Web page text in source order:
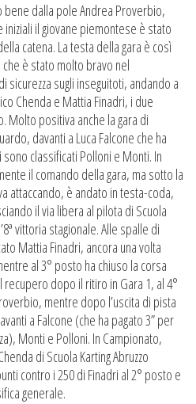
bene dalla pole Andrea Proverbio,
il giovane piemontese è stato
catena. La testa della gara è così
è stato molto bravo nel
sicurezza sugli inseguitoti, andando a
Chenda e Mattia Finadri, i due
Molto positiva anche la gara di
davanti a Luca Falcone che ha
classificati Polloni e Monti. In
il comando della gara, ma sotto la
attaccando, è andato in testa-coda,
il via libera al pilota di Scuola
vittoria stagionale. Alle spalle di
Mattia Finadri, ancora una volta
al 3° posto ha chiuso la corsa
dopo il ritiro in Gara 1, al 4°
mentre dopo l’uscita di pista
a Falcone (che ha pagato 3” per
Monti e Polloni. In Campionato,
di Scuola Karting Abruzzo
contro i 250 di Finadri al 2° posto e
generale.